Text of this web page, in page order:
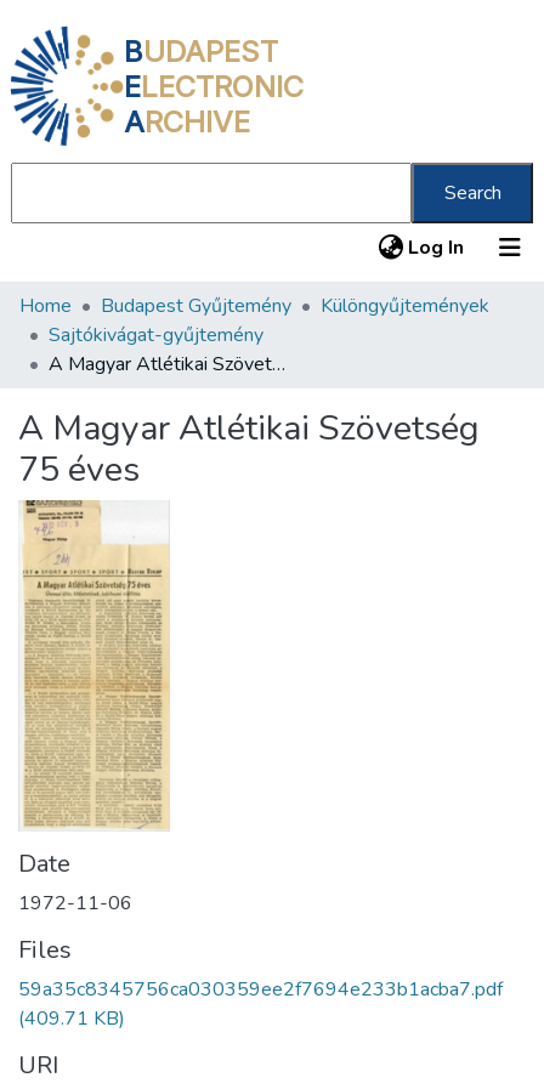
BUDAPEST
ELECTRONIC
ARCHIVE
Search
Log In (current)
Communities & Collections
All of DSpace
About us
Home Budapest Gyűjtemény
Különgyűjtemények
Sajtókivágat-gyűjtemény
A Magyar Atlétikai Szövetség 75 éves
A Magyar Atlétikai Szövetség
75 éves
Date
1972-11-06
Files
59a35c8345756ca030359ee2f7694e233b1acba7.pdf
(409.71 KB)
URI